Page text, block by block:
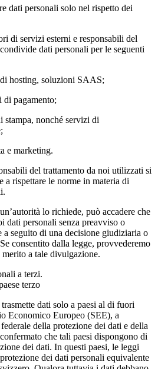
dati personali solo nel rispetto dei
di servizi esterni e responsabili del
dati personali per le seguenti
hosting, soluzioni SAAS;
di pagamento;
stampa, nonché servizi di
e marketing.
del trattamento da noi utilizzati si
a rispettare le norme in materia di
lo richiede, può accadere che
personali senza preavviso o
a seguito di una decisione giudiziaria o
consentito dalla legge, provvederemo
a tale divulgazione.
a terzi.
terzo
dati solo a paesi al di fuori
Economico Europeo (SEE), a
della protezione dei dati e della
che tali paesi dispongono di
dei dati. In questi paesi, le leggi
dei dati personali equivalente